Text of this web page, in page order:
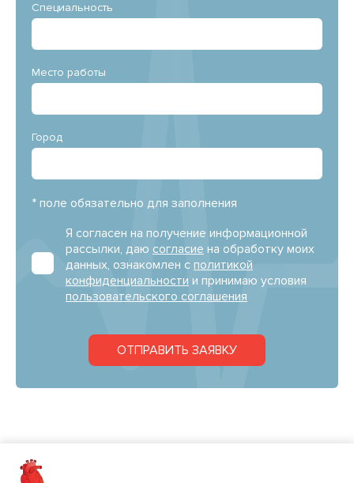
Специальность
Место работы
Город
* поле обязательно для заполнения
Я согласен на получение информационной
рассылки, даю согласие на обработку моих
данных, ознакомлен с политикой
конфиденциальности и принимаю условия
пользовательского соглашения
ОТПРАВИТЬ ЗАЯВКУ